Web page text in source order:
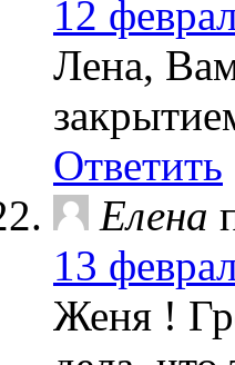
12
Лена,
Ответить
Елена
13
Женя !